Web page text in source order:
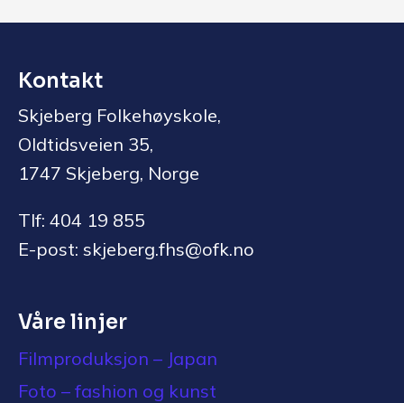
Kontakt
Skjeberg Folkehøyskole,
Oldtidsveien 35,
1747 Skjeberg, Norge
Tlf: 404 19 855
E-post: skjeberg.fhs@ofk.no
Våre linjer
Filmproduksjon – Japan
Foto – fashion og kunst